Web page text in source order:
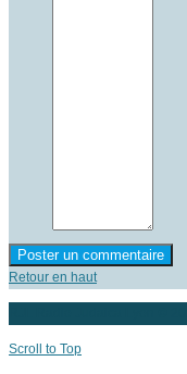
Retour en haut
Scroll to Top